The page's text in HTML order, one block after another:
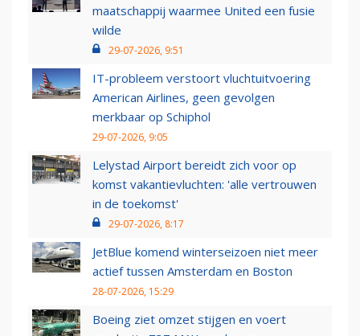
maatschappij waarmee United een fusie
wilde
29-07-2026, 9:51
IT-probleem verstoort vluchtuitvoering
American Airlines, geen gevolgen
merkbaar op Schiphol
29-07-2026, 9:05
Lelystad Airport bereidt zich voor op
komst vakantievluchten: 'alle vertrouwen
in de toekomst'
29-07-2026, 8:17
JetBlue komend winterseizoen niet meer
actief tussen Amsterdam en Boston
28-07-2026, 15:29
Boeing ziet omzet stijgen en voert